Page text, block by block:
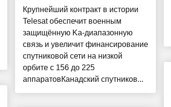
Крупнейший контракт в истории
Telesat обеспечит военным
защищённую Ka-диапазонную
связь и увеличит финансирование
спутниковой сети на низкой
орбите с 156 до 225
аппаратовКанадский спутников...